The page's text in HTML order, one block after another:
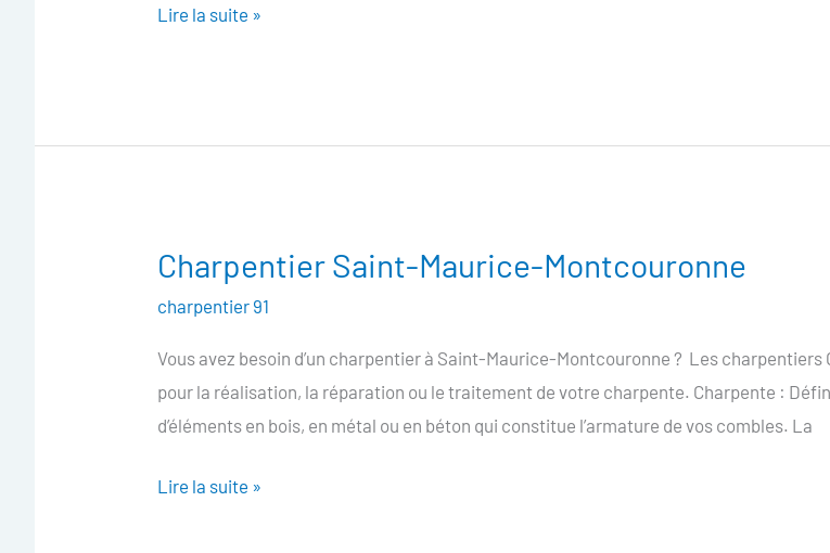
Lire la suite »
Charpentier Saint-Maurice-Montcouronne
charpentier 91
Vous avez besoin d’un charpentier à Saint-Maurice-Montcouronne ? Les
pour la réalisation, la réparation ou le traitement de votre charpente. Charpente :
d’éléments en bois, en métal ou en béton qui constitue l’armature de vos combles. La
Charpentier
Montcouronne
Lire la suite »